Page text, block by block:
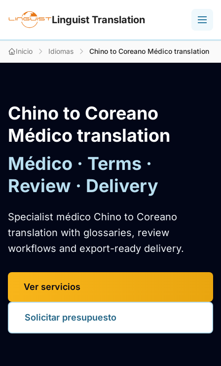
Linguist Translation
Inicio Idiomas Chino to Coreano Médico translation
Chino to Coreano
Médico translation
Médico · Terms ·
Review · Delivery
Specialist médico Chino to Coreano
translation with glossaries, review
workflows and export-ready delivery.
Ver servicios
Solicitar presupuesto